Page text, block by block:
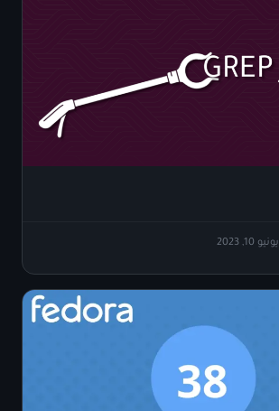
يونيو 10, 2023